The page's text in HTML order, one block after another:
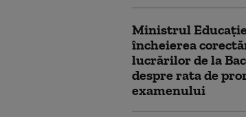
Ministrul
încheierea
lucrărilor de la
despre rata de
examenului